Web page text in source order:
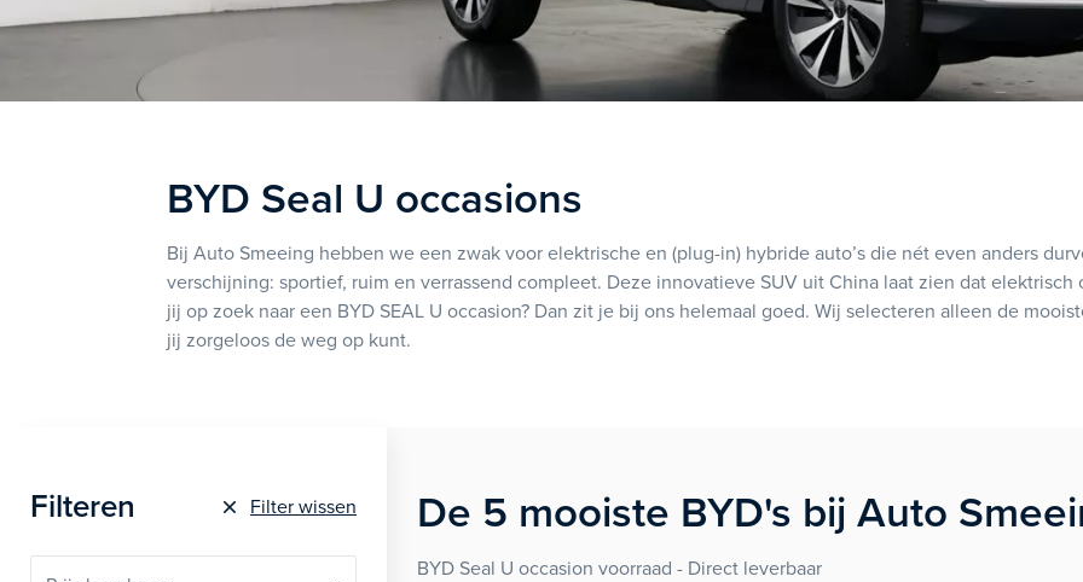
BYD Seal U occasions
Bij Auto Smeeing hebben we een zwak voor elektrische en (plug-in) hybride auto’s die nét even anders
verschijning: sportief, ruim en verrassend compleet. Deze innovatieve SUV uit China laat zien dat
jij op zoek naar een BYD SEAL U occasion? Dan zit je bij ons helemaal goed. Wij selecteren alleen de
jij zorgeloos de weg op kunt.
Filteren Filter wissen De 5 mooiste BYD's bij Auto
BYD Seal U occasion voorraad - Direct leverbaar